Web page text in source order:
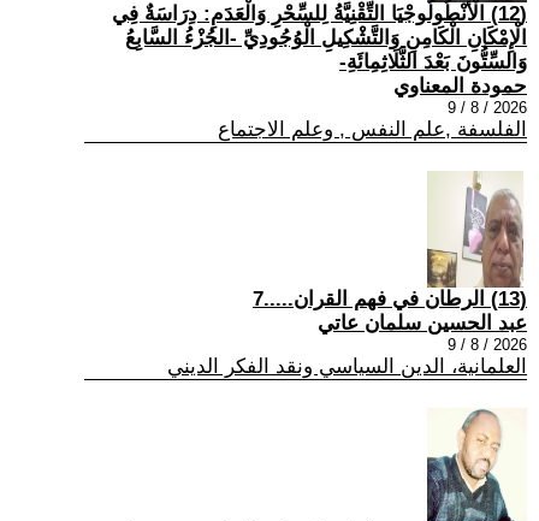
(12) الْأَنْطُولُوجْيَا التِّقْنِيَّةُ لِلسِّحْرِ وَالْعَدَمِ: دِرَاسَةٌ فِي
الْإِمْكَانِ الْكَامِنِ وَالتَّشْكِيلِ الْوُجُودِيِّ -الجُزْءُ السَّابِعُ
وَالسِّتُّونَ بَعْدَ الثَّلَاثِمِائَةِ-
حمودة المعناوي
2026 / 8 / 9
الفلسفة ,علم النفس , وعلم الاجتماع
(13) الرطان في فهم القران.....7
عبد الحسين سلمان عاتي
2026 / 8 / 9
العلمانية، الدين السياسي ونقد الفكر الديني